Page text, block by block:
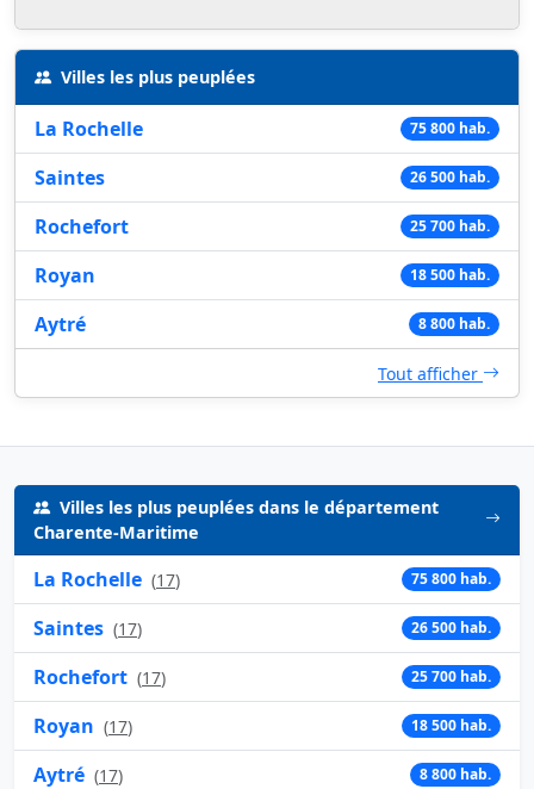
Villes les plus peuplées
La Rochelle 75 800 hab.
Saintes 26 500 hab.
Rochefort 25 700 hab.
Royan 18 500 hab.
Aytré 8 800 hab.
Tout afficher
Villes les plus peuplées dans le département
Charente-Maritime
La Rochelle (17) 75 800 hab.
Saintes (17) 26 500 hab.
Rochefort (17) 25 700 hab.
Royan (17) 18 500 hab.
Aytré (17) 8 800 hab.